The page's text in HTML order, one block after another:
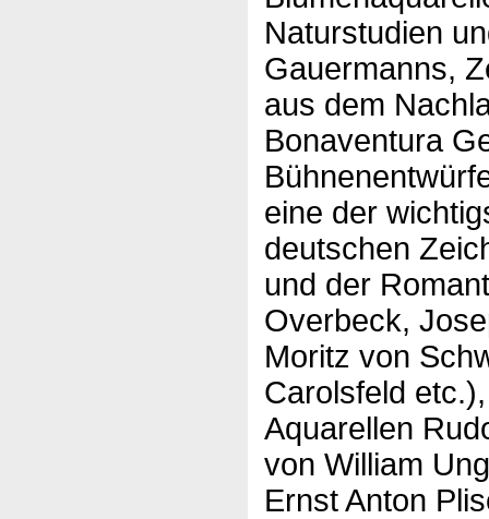
Naturstudien
Gauermanns,
aus dem
Bonaventura
eine der
deutschen
und der
Overbeck,
Moritz von
Carolsfeld
Aquarellen
von William
Ernst Anton